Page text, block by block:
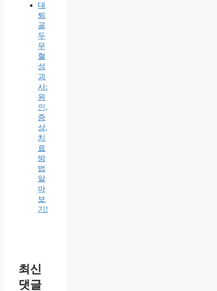
대
퇴
골
두
무
혈
성
괴
사:
원
인,
증
상,
치
료
방
법
알
아
보
기!
최신
댓글